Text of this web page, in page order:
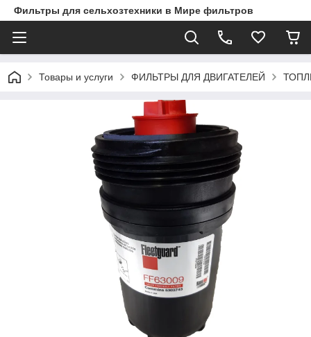
Фильтры для сельхозтехники в Мире фильтров
Товары и услуги ФИЛЬТРЫ ДЛЯ ДВИГАТЕЛЕЙ